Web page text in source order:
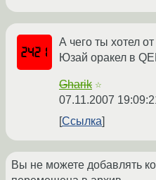
А чего ты хотел
Юзай оракел в
Gharik ☆
07.11.2007
Ссылка
Вы не можете добавлять